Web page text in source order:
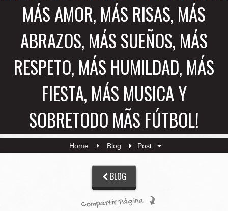
MÁS AMOR, MÁS RISAS, MÁS
ABRAZOS, MÁS SUEÑOS, MÁS
RESPETO, MÁS HUMILDAD, MÁS
FIESTA, MÁS MUSICA Y
SOBRETODO MÃS FÚTBOL!
Home Blog Post
BLOG
Compartir Página